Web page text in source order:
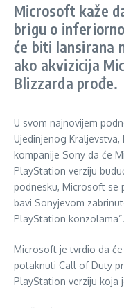
Microsoft kaže
brigu o
će biti lansirana
ako akvizicija
Blizzarda prođe.
U svom najnovijem
Ujedinjenog
kompanije Sony da će
PlayStation verziju
podnesku, Microsoft se
bavi Sonyjevom
PlayStation konzolama”.
Microsoft je tvrdio da
potaknuti Call of Duty
PlayStation verziju koja